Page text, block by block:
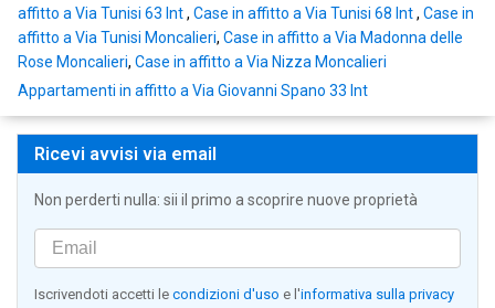
affitto a Via Tunisi 63 Int, Case in affitto a Via Tunisi 68 Int, Case in
affitto a Via Tunisi Moncalieri, Case in affitto a Via Madonna delle
Rose Moncalieri, Case in affitto a Via Nizza Moncalieri
Appartamenti in affitto a Via Giovanni Spano 33 Int
Ricevi avvisi via email
Non perderti nulla: sii il primo a scoprire nuove proprietà
Iscrivendoti accetti le condizioni d'uso e l'informativa sulla privacy